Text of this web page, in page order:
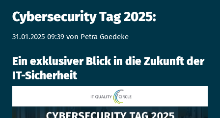
Cybersecurity Tag 2025:
31.01.2025 09:39 von Petra Goedeke
Ein exklusiver Blick in die Zukunft der
IT-Sicherheit